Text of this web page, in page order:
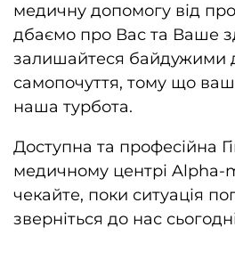
медичну допомогу від
дбаємо про Вас та Ваше
залишайтеся байдужими
самопочуття, тому що
наша турбота.
Доступна та професійна
медичному центрі Alpha-
чекайте, поки ситуація
зверніться до нас